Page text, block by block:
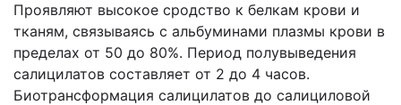
Проявляют высокое сродство к белкам крови и
тканям, связываясь с альбуминами плазмы крови в
пределах от 50 до 80%. Период полувыведения
салицилатов составляет от 2 до 4 часов.
Биотрансформация салицилатов до салициловой